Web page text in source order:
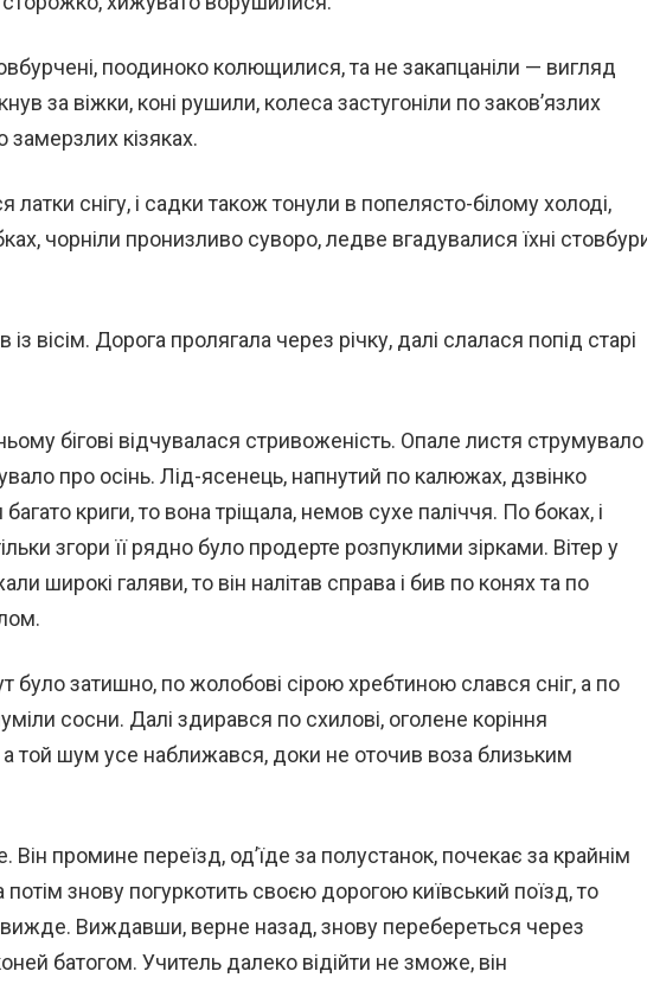
поодиноко колющилися, та не закапцаніли — вигляд
за віжки, коні рушили, колеса застугоніли по заков’язлих
замерзлих кізяках.
латки снігу, і садки також тонули в попелясто-білому холоді,
чорніли пронизливо суворо, ледве вгадувалися їхні
із вісім. Дорога пролягала через річку, далі слалася попід старі
бігові відчувалася стривоженість. Опале листя струмувало
про осінь. Лід-ясенець, напнутий по калюжах, дзвінко
криги, то вона тріщала, немов сухе паліччя. По боках, і
згори її рядно було продерте розпуклими зірками. Вітер у
широкі галяви, то він налітав справа і бив по конях та по
було затишно, по жолобові сірою хребтиною слався сніг, а по
сосни. Далі здирався по схилові, оголене коріння
а той шум усе наближався, доки не оточив воза близьким
промине переїзд, од’їде за полустанок, почекає за крайнім
знову погуркотить своєю дорогою київський поїзд, то
Виждавши, верне назад, знову перебереться через
батогом. Учитель далеко відійти не зможе, він